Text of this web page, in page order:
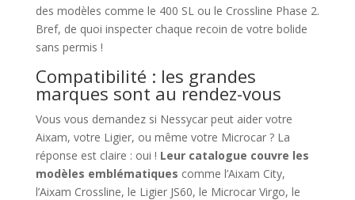
des modèles comme le 400 SL ou le Crossline Phase 2.
Bref, de quoi inspecter chaque recoin de votre bolide
sans permis !
Compatibilité : les grandes
marques sont au rendez-vous
Vous vous demandez si Nessycar peut aider votre
Aixam, votre Ligier, ou même votre Microcar ? La
réponse est claire : oui ! Leur catalogue couvre les
modèles emblématiques comme l’Aixam City,
l’Aixam Crossline, le Ligier JS60, le Microcar Virgo, le